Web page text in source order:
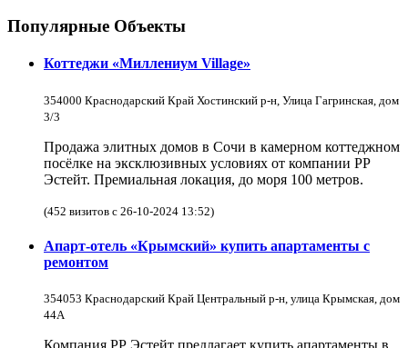
Популярные Объекты
Коттеджи «Миллениум Village»
354000 Краснодарский Край Хостинский р-н, Улица Гагринская, дом
3/3
Продажа элитных домов в Сочи в камерном коттеджном
посёлке на эксклюзивных условиях от компании РР
Эстейт. Премиальная локация, до моря 100 метров.
(452 визитов с 26-10-2024 13:52)
Апарт-отель «Крымский» купить апартаменты с
ремонтом
354053 Краснодарский Край Центральный р-н, улица Крымская, дом
44А